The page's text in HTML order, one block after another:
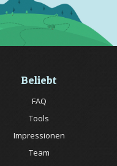
Beliebt
FAQ
Tools
Impressionen
Team